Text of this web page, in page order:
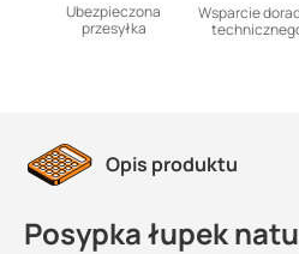
Ubezpieczona
przesyłka
Wsparcie
Opis produktu
Posypka łupek